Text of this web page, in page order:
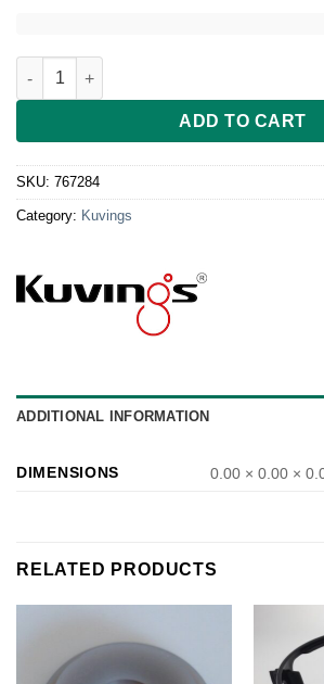
Silikonabstreifer für Kuvings 6000
ADD TO CART
SKU: 767284
Category: Kuvings
ADDITIONAL INFORMATION
DIMENSIONS 0.00 × 0.00 ×
RELATED PRODUCTS